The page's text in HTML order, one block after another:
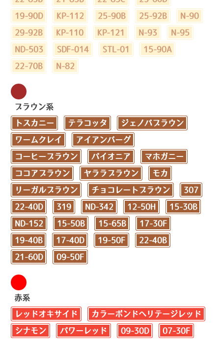
19-90D KP-112 25-90B 25-92B N-90
29-92B KP-110 KP-121 N-93 N-95
ND-503 SDF-014 STL-01 15-90A
22-70B N-82
ブラウン系
トスカニー テラコッタ ジェノバブラウン
ワームクレイ アイアンバーグ
コーヒーブラウン パイオニア マホガニー
ココアブラウン ヤララブラウン モカ
リーガルブラウン チョコレートブラウン 307
22-40D 319 ND-342 12-50H 15-30B
ND-152 15-50B 15-65B 17-30F
19-40B 17-40D 19-50F 22-40B
21-60D 09-50F
赤系
レッドオキサイド カラーボンドヘリテージレッド
シナモン パワーレッド 09-30D 07-30F